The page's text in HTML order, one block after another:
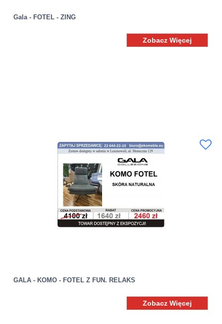
Gala - FOTEL - ZING
Zobacz Więcej
GALA - KOMO - FOTEL Z FUN. RELAKS
Zobacz Więcej